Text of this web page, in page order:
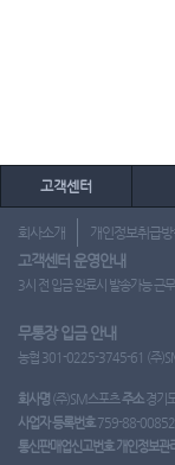
고객센터
회사소개 개인정보취급
고객센터 운영안내
3시 전 입금 완료시 발송가능 근
무통장 입금 안내
농협 301-0225-3745-61 (주
회사명 (주)SM스포츠주소경기
사업자 등록번호759-88-00852
통신판매업신고번호 개인정보관